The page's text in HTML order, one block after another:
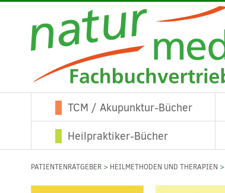
TCM / Akupunktur-Bücher
Heilpraktiker-Bücher
PATIENTENRATGEBER > HEILMETHODEN UND THERAPIEN >